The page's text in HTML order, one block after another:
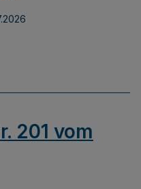
201 vom